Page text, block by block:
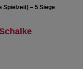
Spielzeit) – 5 Siege